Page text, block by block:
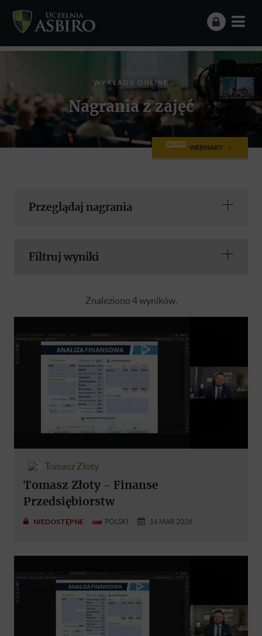
WYKŁADY ONLINE
Nagrania z zajęć
NA ŻYWO WEBINARY
Przeglądaj nagrania
Filtruj wyniki
Znaleziono 4 wyników.
Tomasz Złoty
Tomasz Złoty - Finanse
Przedsiębiorstw
NIEDOSTĘPNE POLSKI 14 MAR 2026